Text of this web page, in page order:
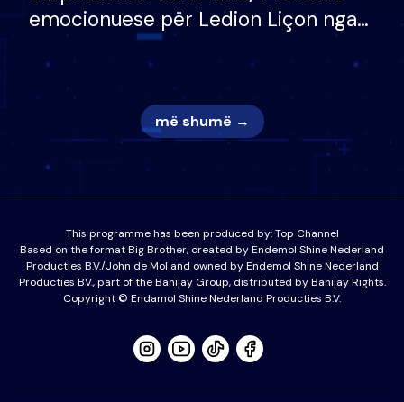
emocionuese për Ledion Liçon nga
nëna dhe fëmijët e tij, moderatori
nuk i mban dot lotët: Nuk meritoj…
më shumë →
This programme has been produced by:Top Channel
Based on the format Big Brother, created by Endemol Shine Nederland
Producties B.V./John de Mol and owned by Endemol Shine Nederland
Producties BV., part of the Banijay Group, distributed by Banijay Rights.
Copyright © Endamol Shine Nederland Producties B.V.